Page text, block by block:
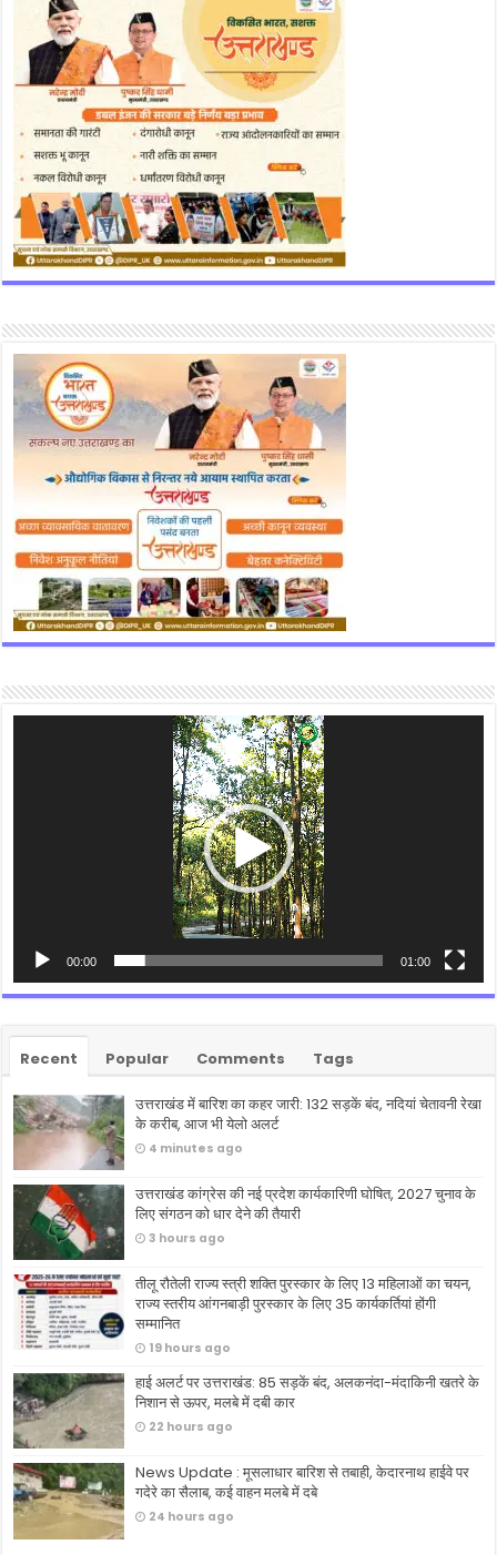
00:00 01:00
Recent Popular Comments Tags
उत्तराखंड में बारिश का कहर जारी: 132 सड़कें बंद, नदियां चेतावनी रेखा
के करीब, आज भी येलो अलर्ट
4 minutes ago
उत्तराखंड कांग्रेस की नई प्रदेश कार्यकारिणी घोषित, 2027 चुनाव के
लिए संगठन को धार देने की तैयारी
3 hours ago
तीलू रौतेली राज्य स्त्री शक्ति पुरस्कार के लिए 13 महिलाओं का चयन,
राज्य स्तरीय आंगनबाड़ी पुरस्कार के लिए 35 कार्यकर्तियां होंगी
सम्मानित
19 hours ago
हाई अलर्ट पर उत्तराखंड: 85 सड़कें बंद, अलकनंदा-मंदाकिनी खतरे के
निशान से ऊपर, मलबे में दबी कार
22 hours ago
News Update : मूसलाधार बारिश से तबाही, केदारनाथ हाईवे पर
गदेरे का सैलाब, कई वाहन मलबे में दबे
24 hours ago